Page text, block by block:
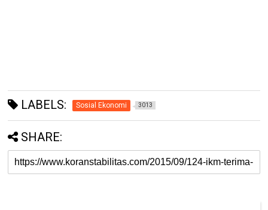
LABELS: Sosial Ekonomi 3013
SHARE: